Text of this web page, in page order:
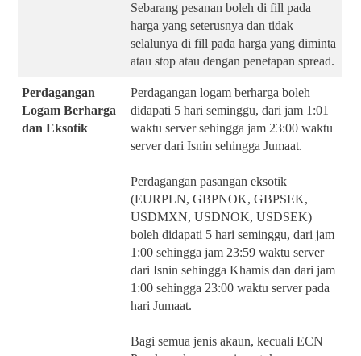
Sebarang pesanan boleh di fill pada
harga yang seterusnya dan tidak
selalunya di fill pada harga yang diminta
atau stop atau dengan penetapan spread.
Perdagangan
Logam Berharga
dan Eksotik
Perdagangan logam berharga boleh
didapati 5 hari seminggu, dari jam 1:01
waktu server sehingga jam 23:00 waktu
server dari Isnin sehingga Jumaat.
Perdagangan pasangan eksotik
(EURPLN, GBPNOK, GBPSEK,
USDMXN, USDNOK, USDSEK)
boleh didapati 5 hari seminggu, dari jam
1:00 sehingga jam 23:59 waktu server
dari Isnin sehingga Khamis dan dari jam
1:00 sehingga 23:00 waktu server pada
hari Jumaat.
Bagi semua jenis akaun, kecuali ECN